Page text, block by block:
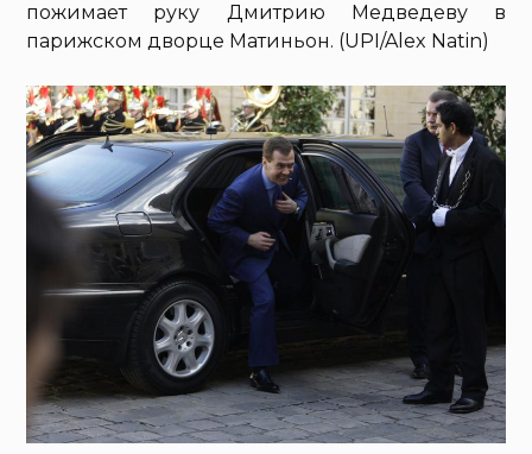
пожимает руку Дмитрию Медведеву в
парижском дворце Матиньон. (UPI/Alex Natin)